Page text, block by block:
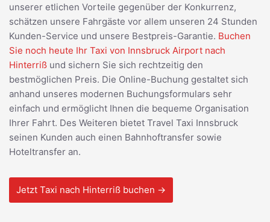
unserer etlichen Vorteile gegenüber der Konkurrenz,
schätzen unsere Fahrgäste vor allem unseren 24 Stunden
Kunden-Service und unsere Bestpreis-Garantie. Buchen
Sie noch heute Ihr Taxi von Innsbruck Airport nach
Hinterriß und sichern Sie sich rechtzeitig den
bestmöglichen Preis. Die Online-Buchung gestaltet sich
anhand unseres modernen Buchungsformulars sehr
einfach und ermöglicht Ihnen die bequeme Organisation
Ihrer Fahrt. Des Weiteren bietet Travel Taxi Innsbruck
seinen Kunden auch einen Bahnhoftransfer sowie
Hoteltransfer an.
Jetzt Taxi nach Hinterriß buchen →